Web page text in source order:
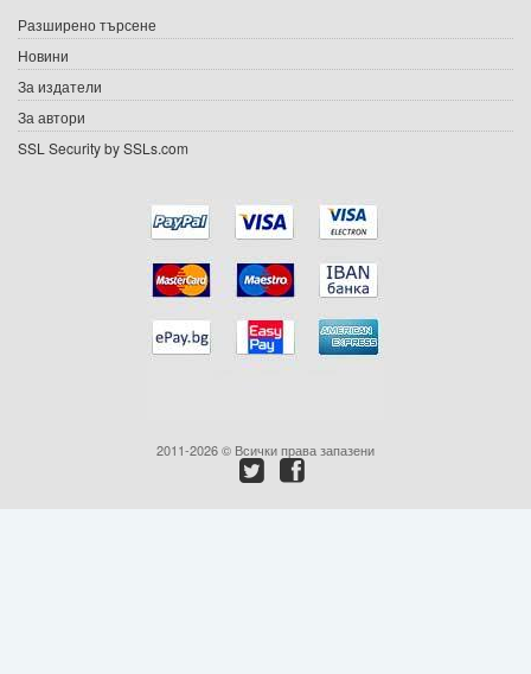
Подаръци
Ваучери
Промоции
Разширено търсене
Новини
За издатели
За автори
SSL Security by SSLs.com
2011-2026 © Всички права запазени